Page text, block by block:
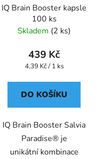
IQ Brain Booster kapsle
100 ks
Skladem (2 ks)
439 Kč
Měrná
4,39 Kč / 1 ks
DO KOŠÍKU
IQ Brain Booster Salvia
Paradise® je
unikátní kombinace